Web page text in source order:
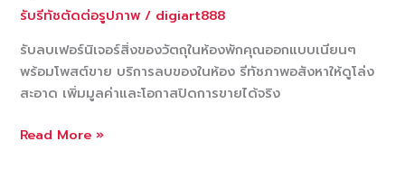
ภาพ
อสังหาริมทรัพย์
สวย
พร้อม
รับรีทัชตัดต่อรูปภาพ / digiart888
รับลบเฟอร์นิเจอร์สิ่งของวัตถุในห้องพักคุณออกแบบเนียนๆ
พร้อมโพสต์ขาย บริการลบของในห้อง รีทัชภาพอสังหาให้ดูโล่ง
สะอาด เพิ่มมูลค่าและโอกาสปิดการขายได้จริง
รับ
Read More »